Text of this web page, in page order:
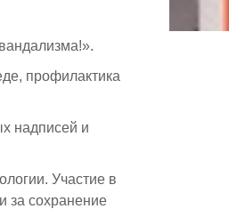
профилактика
надписей и
Участие в
за сохранение